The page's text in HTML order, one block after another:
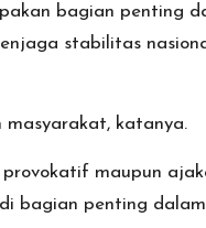
bagian penting
stabilitas
katanya.
maupun
bagian penting